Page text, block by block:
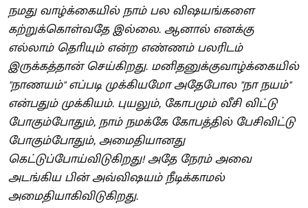
நமது வாழ்க்கையில் நாம் பல விஷயங்களை
கற்றுக்கொள்வதே இல்லை. ஆனால் எனக்கு
எல்லாம் தொியும் என்ற எண்ணம் பலரிடம்
இருக்கத்தான் செய்கிறது. மனிதனுக்குவாழ்க்கையில்
"நாணயம்" எப்படி முக்கியமோ அதேபோல "நா நயம்"
என்பதும் முக்கியம். புயலும், கோபமும் வீசி விட்டு
போகும்போதும், நாம் நமக்கே கோபத்தில் பேசிவிட்டு
போகும்போதும், அமைதியானது
கெட்டுப்போய்விடுகிறது! அதே நேரம் அவை
அடங்கிய பின் அவ்விஷயம் நீடிக்காமல்
அமைதியாகிவிடுகிறது.